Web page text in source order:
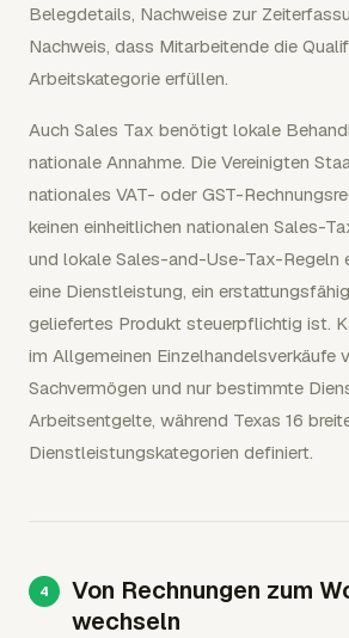
Belegdetails, Nachweise zur
Nachweis, dass Mitarbeitende die
Arbeitskategorie erfüllen.
Auch Sales Tax benötigt lokale
nationale Annahme. Die Vereinigten
nationales VAT- oder GST-
keinen einheitlichen nationalen Sales-
und lokale Sales-and-Use-Tax-Regeln
eine Dienstleistung, ein
geliefertes Produkt steuerpflichtig ist.
im Allgemeinen Einzelhandelsverkäufe
Sachvermögen und nur bestimmte
Arbeitsentgelte, während Texas 16
Dienstleistungskategorien definiert.
Von Rechnungen zum
wechseln